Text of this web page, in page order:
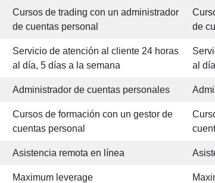
Cursos de trading con un administrador
de cuentas personal
de
Servicio de atención al cliente 24 horas
al día, 5 días a la semana
al
Administrador de cuentas personales
Cursos de formación con un gestor de
cuentas personal
Asistencia remota en línea
Maximum leverage